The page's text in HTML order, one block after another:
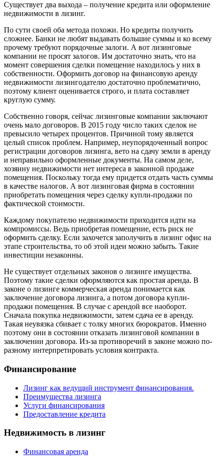
Существует два выхода – получение кредита или оформление
недвижимости в лизинг.
По сути своей оба метода похожи. Но кредиты получить
сложнее. Банки не любят выдавать большие суммы и ко всему
прочему требуют порядочные залоги. А вот лизинговые
компании не просят залогов. Им достаточно знать, что на
момент совершения сделки помещение находилось у них в
собственности. Оформить договор на финансовую аренду
недвижимости лизингодателю достаточно проблематично,
поэтому клиент оценивается строго, и плата составляет
круглую сумму.
Собственно говоря, сейчас лизинговые компании заключают
очень мало договоров. В 2015 году число таких сделок не
превысило четырех процентов. Причиной тому является
целый список проблем. Например, неупорядоченный вопрос
регистрации договоров лизинга, вето на сдачу земли в аренду
и неправильно оформленные документы. На самом деле,
хозяину недвижимости нет интереса в законной продаже
помещения. Поскольку тогда ему придется отдать часть суммы
в качестве налогов. А вот лизинговая фирма в состоянии
приобретать помещения через сделку купли-продажи по
фактической стоимости.
Каждому покупателю недвижимости приходится идти на
компромиссы. Ведь приобретая помещение, есть риск не
оформить сделку. Если захочется заполучить в лизинг офис на
этапе строительства, то об этой идеи можно забыть. Такие
инвестиции незаконны.
Не существует отдельных законов о лизинге имущества.
Поэтому такие сделки оформляются как простая аренда. В
законе о лизинге коммерческая аренда понимается как
заключение договора лизинга, а потом договора купли-
продажи помещения. В случае с арендой все наоборот.
Сначала покупка недвижимости, затем сдача ее в аренду.
Такая неувязка сбивает с толку многих бюрократов. Именно
поэтому они в состоянии отказать лизинговой компании в
заключении договора. Из-за противоречий в законе можно по-
разному интерпретировать условия контракта.
Финансирование
Лизинг как ведущий инструмент финансирования.
Преимущества лизинга
Услуги финансирования
Предоставление кредита
Недвижимость в лизинг
Финансовая аренда